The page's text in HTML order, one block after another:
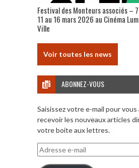
Festival des Monteurs associés –
11 au 16 mars 2026 au Cinéma
Ville
Voir toutes les news
ABONNEZ-VOUS
Saisissez votre e-mail pour
recevoir les nouveaux articles
votre boite aux lettres.
Adresse
e-